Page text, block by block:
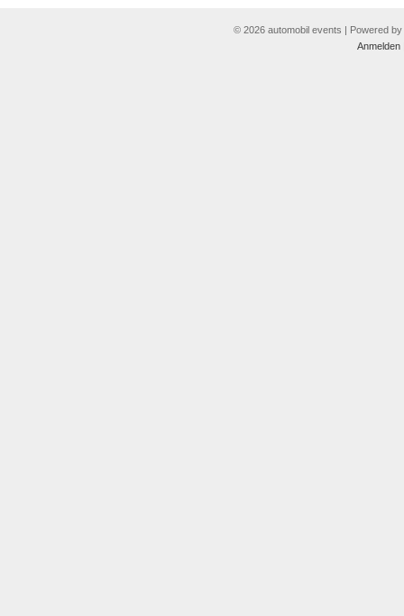
© 2026 automobil events | Powered by
Anmelden|